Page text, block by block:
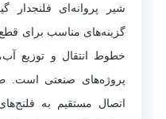
گزینه‌های مناسب برای
خطوط انتقال و توزیع
پروژه‌های صنعتی است.
اتصال مستقیم به